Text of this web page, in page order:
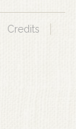
Credits